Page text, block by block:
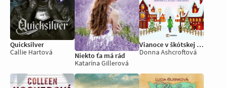
Quicksilver
Callie Hartová
Niekto ťa má rád
Katarína Gillerová
Vianoce v škótskej dedinke
Donna Ashcroftová